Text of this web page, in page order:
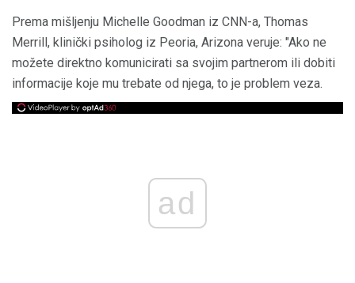
Prema mišljenju Michelle Goodman iz CNN-a, Thomas
Merrill, klinički psiholog iz Peoria, Arizona veruje: "Ako ne
možete direktno komunicirati sa svojim partnerom ili dobiti
informacije koje mu trebate od njega, to je problem veza.
ad